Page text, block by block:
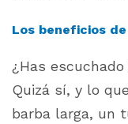
Los beneficios
¿Has
Quizá sí, y lo
barba larga, un